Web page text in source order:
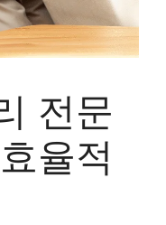
전문
율적